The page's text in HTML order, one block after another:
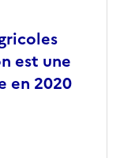
est une
en 2020